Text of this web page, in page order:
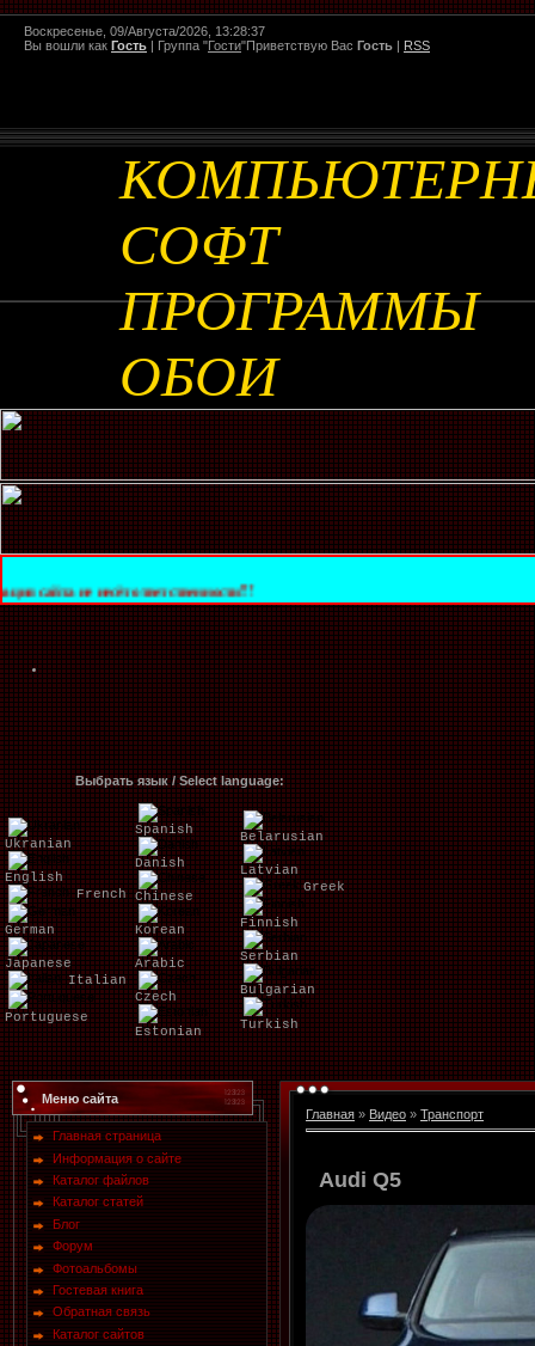
Воскресенье, 09/Августа/2026, 13:28:37
Вы вошли как Гость | Группа "Гости"Приветствую Вас Гость | RSS
СОФТ
ПРОГРАММЫ
ОБОИ
ответственности!!!
Выбрать язык / Select language:
Ukranian
English
French
German
Japanese
Italian
Portuguese
Spanish
Danish
Chinese
Korean
Arabic
Czech
Estonian
Belarusian
Latvian
Greek
Finnish
Serbian
Bulgarian
Turkish
Меню сайта
Главная страница
Информация о сайте
Каталог файлов
Каталог статей
Блог
Форум
Фотоальбомы
Гостевая книга
Обратная связь
Каталог сайтов
Главная » Видео » Транспорт
Audi Q5